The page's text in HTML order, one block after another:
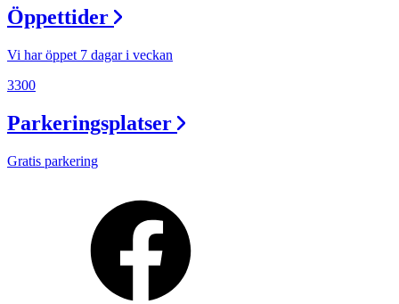
Öppettider
Vi har öppet 7 dagar i veckan
3300
Parkeringsplatser
Gratis parkering